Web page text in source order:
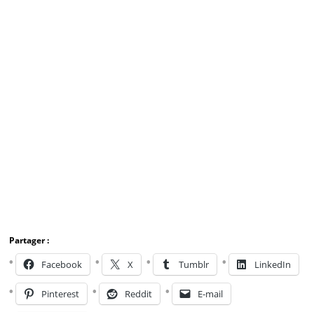
Partager :
Facebook X Tumblr LinkedIn
Pinterest Reddit E-mail